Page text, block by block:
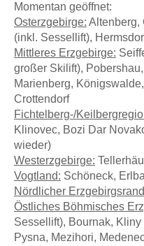
Momentan geöffnet:
Osterzgebirge: Altenberg,
(inkl. Sessellift),
Mittleres Erzgebirge:
großer Skilift),
Marienberg,
Crottendorf
Fichtelberg-/
Klinovec, Bozi Dar
wieder)
Westerzgebirge:
Vogtland: Schöneck,
Nördlicher
Östliches Böhmisches
Sessellift), Bournak,
Pysna, Mezihori,